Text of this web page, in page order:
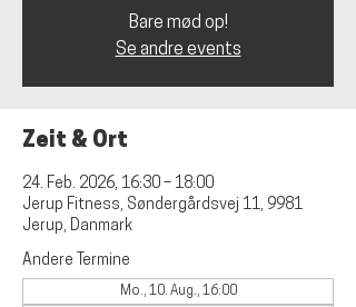
Bare mød op!
Se andre events
Zeit & Ort
24. Feb. 2026, 16:30 – 18:00
Jerup Fitness, Søndergårdsvej 11, 9981
Jerup, Danmark
Andere Termine
Mo., 10. Aug., 16:00